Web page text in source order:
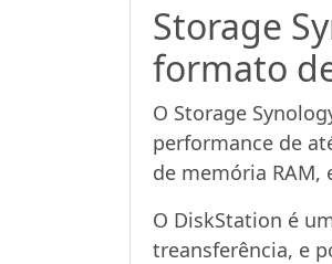
Storage
formato
O Storage
performance de
de memória RAM,
O DiskStation é
treansferência, e